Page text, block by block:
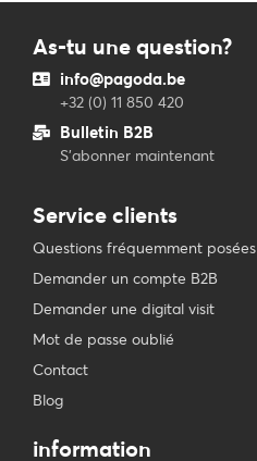
As-tu une question?
info@pagoda.be
+32 (0) 11 850 420
Bulletin B2B
S'abonner maintenant
Service clients
Questions fréquemment posées
Demander un compte B2B
Demander une digital visit
Mot de passe oublié
Contact
Blog
information